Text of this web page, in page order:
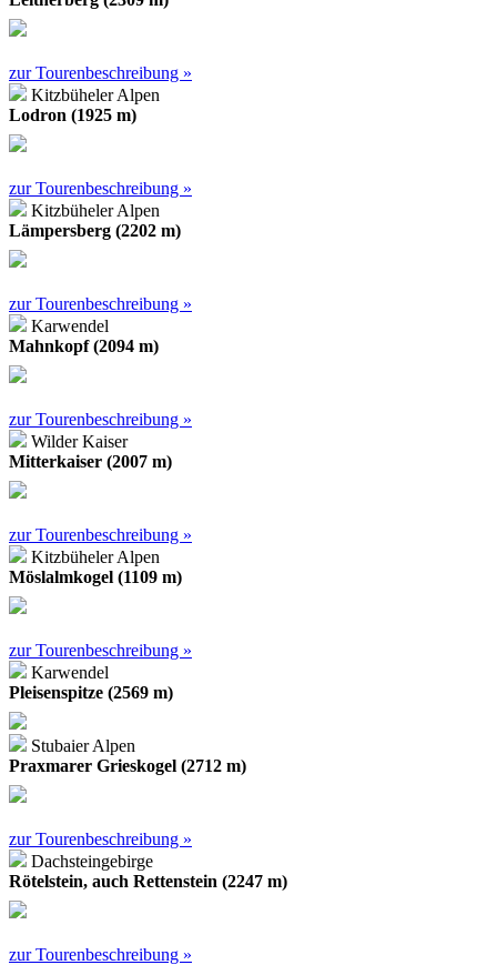
zur Tourenbeschreibung »
Kitzbüheler Alpen
Lodron (1925 m)
zur Tourenbeschreibung »
Kitzbüheler Alpen
Lämpersberg (2202 m)
zur Tourenbeschreibung »
Karwendel
Mahnkopf (2094 m)
zur Tourenbeschreibung »
Wilder Kaiser
Mitterkaiser (2007 m)
zur Tourenbeschreibung »
Kitzbüheler Alpen
Möslalmkogel (1109 m)
zur Tourenbeschreibung »
Karwendel
Pleisenspitze (2569 m)
Stubaier Alpen
Praxmarer Grieskogel (2712 m)
zur Tourenbeschreibung »
Dachsteingebirge
Rötelstein, auch Rettenstein (2247 m)
zur Tourenbeschreibung »